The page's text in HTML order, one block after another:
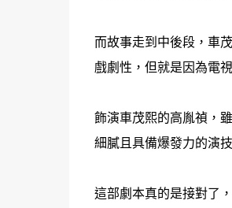
而故事走到中後段，車
戲劇性，但就是因為電
飾演車茂熙的高胤禎，
細膩且具備爆發力的演
這部劇本真的是接對了